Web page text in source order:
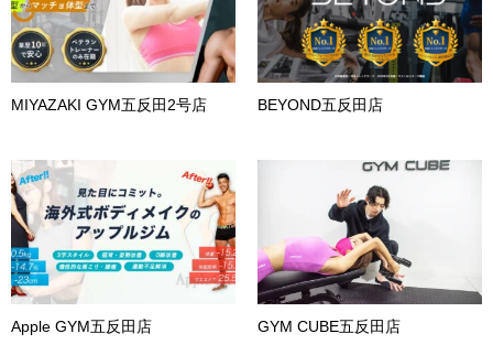
MIYAZAKI GYM五反田2号店 BEYOND五反田店
Apple GYM五反田店 GYM CUBE五反田店